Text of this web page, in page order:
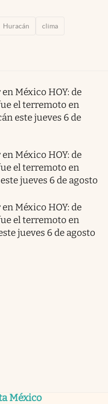
Huracán clima
México HOY: de
el terremoto en
este jueves 6 de
México HOY: de
el terremoto en
jueves 6 de agosto
México HOY: de
el terremoto en
jueves 6 de agosto
México